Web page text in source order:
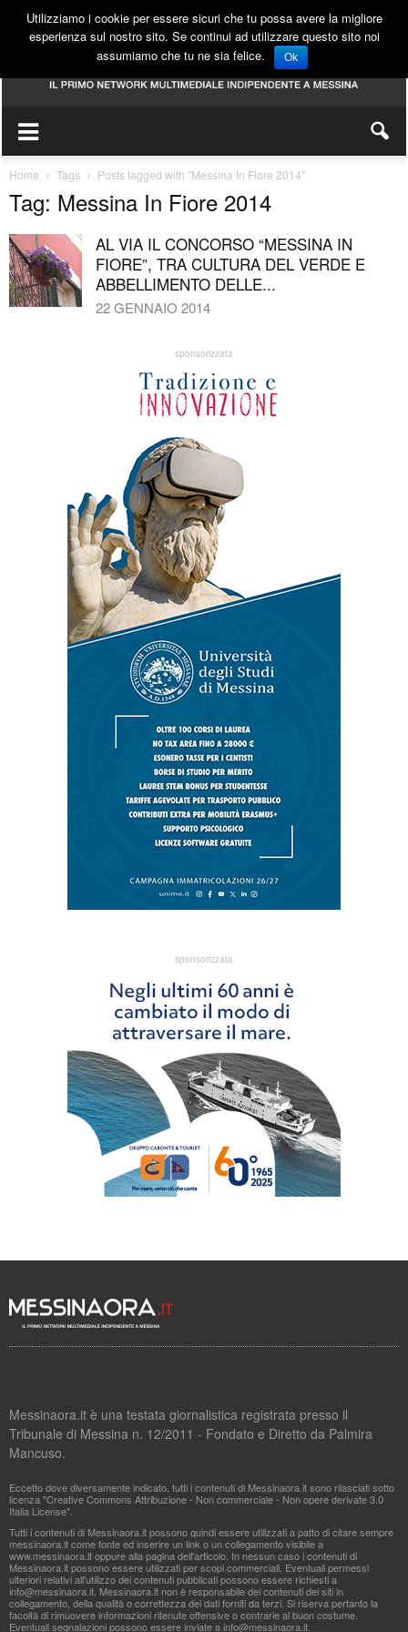
Home Tags Posts tagged with "Messina In Fiore 2014"
Tag: Messina In Fiore 2014
AL VIA IL CONCORSO “MESSINA IN
FIORE”, TRA CULTURA DEL VERDE E
ABBELLIMENTO DELLE...
22 GENNAIO 2014
sponsorizzata
sponsorizzata
Messinaora.it è una testata giornalistica registrata presso il
Tribunale di Messina n. 12/2011 - Fondato e Diretto da Palmira
Mancuso.
Eccetto dove diversamente indicato, tutti i contenuti di Messinaora.it sono rilasciati sotto
licenza "Creative Commons Attribuzione - Non commerciale - Non opere derivate 3.0
Italia License".
Tutti i contenuti di Messinaora.it possono quindi essere utilizzati a patto di citare sempre
messinaora.it come fonte ed inserire un link o un collegamento visibile a
www.messinaora.it oppure alla pagina dell'articolo. In nessun caso i contenuti di
Messinaora.it possono essere utilizzati per scopi commerciali. Eventuali permessi
ulteriori relativi all'utilizzo dei contenuti pubblicati possono essere richiesti a
info@messinaora.it . Messinaora.it non è responsabile dei contenuti dei siti in
collegamento, della qualità o correttezza dei dati forniti da terzi. Si riserva pertanto la
facoltà di rimuovere informazioni ritenute offensive o contrarie al buon costume.
Eventuali segnalazioni possono essere inviate ainfo@messinaora.it
Utilizziamo i cookie per essere sicuri che tu possa avere la migliore
esperienza sul nostro sito. Se continui ad utilizzare questo sito noi
assumiamo che tu ne sia felice.
Ok